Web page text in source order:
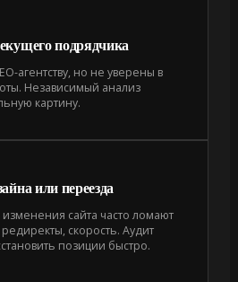
подрядчика
агентству, но не уверены в
Независимый анализ
картину.
или переезда
сайта часто ломают
скорость. Аудит
позиции быстро.